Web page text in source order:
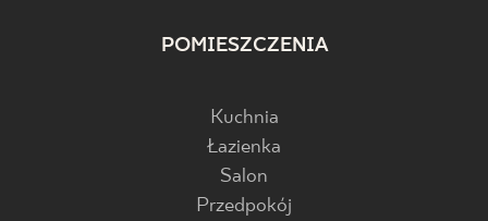
POMIESZCZENIA
Kuchnia
Łazienka
Salon
Przedpokój